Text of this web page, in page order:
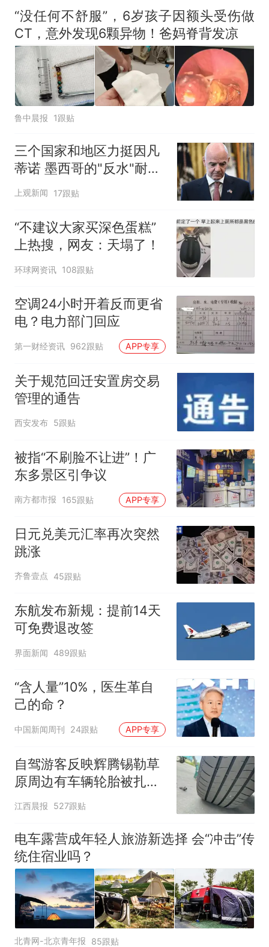
厕所；客服回应：并非每
架飞机都会发放西梅汁
“没任何不舒服”，6岁孩子因额头受伤做
CT，意外发现6颗异物！爸妈脊背发凉
鲁中晨报 1跟贴
三个国家和地区力挺因凡
蒂诺 墨西哥的"反水"耐人
寻味
上观新闻 17跟贴
“不建议大家买深色蛋糕”
上热搜，网友：天塌了！
环球网资讯 108跟贴
空调24小时开着反而更省
电？电力部门回应
第一财经资讯 962跟贴 APP专享
关于规范回迁安置房交易
管理的通告
西安发布 5跟贴
被指“不刷脸不让进”！广
东多景区引争议
南方都市报 165跟贴 APP专享
日元兑美元汇率再次突然
跳涨
齐鲁壹点 45跟贴
东航发布新规：提前14天
可免费退改签
界面新闻 489跟贴
“含人量”10%，医生革自
己的命？
中国新闻周刊 24跟贴 APP专享
自驾游客反映辉腾锡勒草
原周边有车辆轮胎被扎，
修理店铺换胎价格高达千
江西晨报 527跟贴
电车露营成年轻人旅游新选择 会“冲击”传
统住宿业吗？
北青网-北京青年报 85跟贴